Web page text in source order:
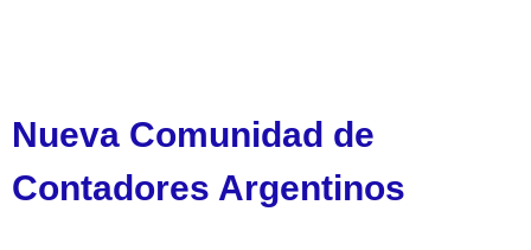
Nueva Comunidad de
Contadores Argentinos